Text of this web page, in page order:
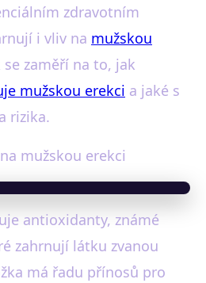
zdravotním
i vliv na mužskou
se zaměří na to, jak
mužskou erekci a jaké s
rizika.
mužskou erekci
antioxidanty, známé
zahrnují látku zvanou
má řadu přínosů pro